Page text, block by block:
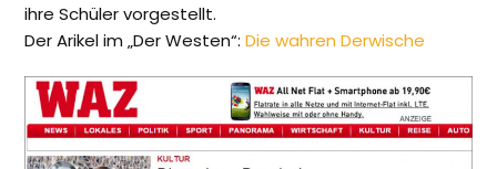
ihre Schüler vorgestellt.
Der Arikel im „Der Westen“:Die wahren Derwische